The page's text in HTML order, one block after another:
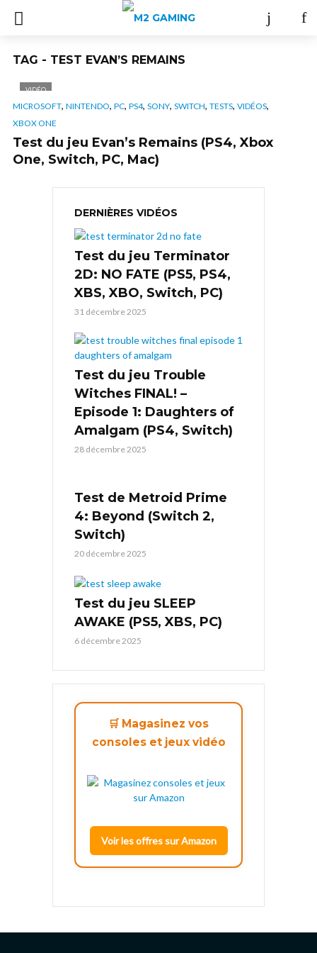
TAG - TEST EVAN’S REMAINS
VIDÉO
MICROSOFT, NINTENDO, PC, PS4, SONY, SWITCH, TESTS, VIDÉOS,
XBOX ONE
Test du jeu Evan’s Remains (PS4, Xbox
One, Switch, PC, Mac)
DERNIÈRES VIDÉOS
Test du jeu Terminator
2D: NO FATE (PS5, PS4,
XBS, XBO, Switch, PC)
31 décembre 2025
Test du jeu Trouble
Witches FINAL! –
Episode 1: Daughters of
Amalgam (PS4, Switch)
28 décembre 2025
Test de Metroid Prime
4: Beyond (Switch 2,
Switch)
20 décembre 2025
Test du jeu SLEEP
AWAKE (PS5, XBS, PC)
6 décembre 2025
🛒 Magasinez vos
consoles et jeux vidéo
Voir les offres sur Amazon